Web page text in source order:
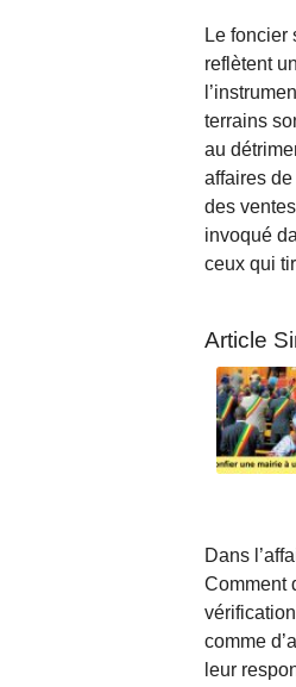
Le foncier
reflètent
terrains
au
affaires
des
invoqué
ceux qui
Article
Dans
Comment
comme
leur